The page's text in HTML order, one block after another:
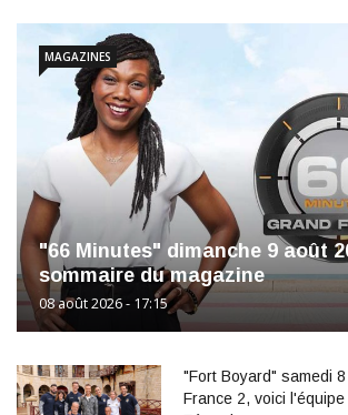
"66 Minutes" dimanche 9 août
sommaire du magazine
08 août 2026 - 17:15
MAGAZINES
"Fort Boyard" samedi
France 2, voici l'équipe